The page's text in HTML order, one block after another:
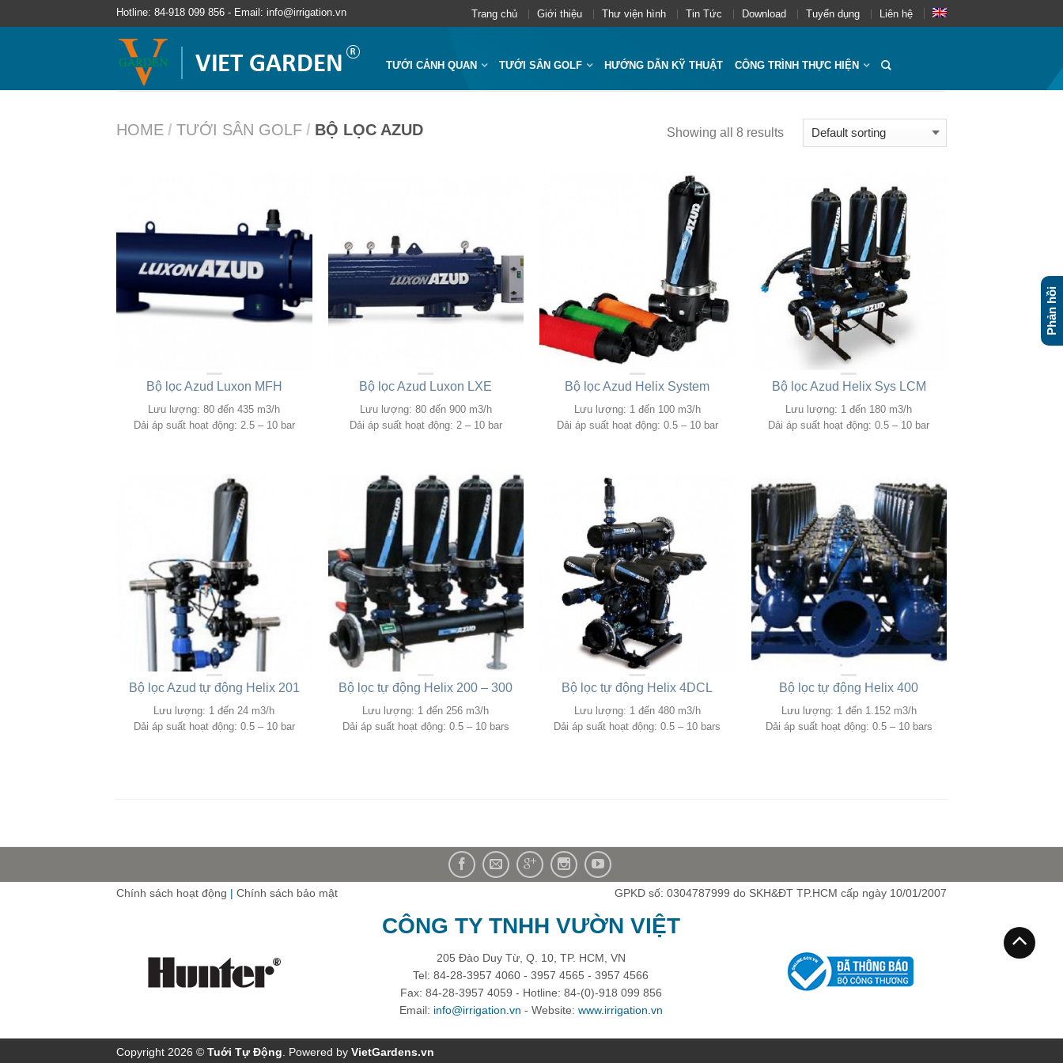
Hotline: 84-918 099 856 - Email: info@irrigation.vn Trang chủ Giới thiệu Thư viện hình Tin Tức Download Tuyển dụng Liên hệ
TƯỚI CẢNH QUAN TƯỚI SÂN GOLF HƯỚNG DẪN KỸ THUẬT CÔNG TRÌNH THỰC HIỆN
HOME / TƯỚI SÂN GOLF / BỘ LỌC AZUD Showing all 8 results
Bộ lọc Azud Luxon MFH
Lưu lượng: 80 đến 435 m3/h
Dải áp suất hoạt động: 2.5 – 10 bar
Bộ lọc Azud Luxon LXE
Lưu lượng: 80 đến 900 m3/h
Dải áp suất hoạt động: 2 – 10 bar
Bộ lọc Azud Helix System
Lưu lượng: 1 đến 100 m3/h
Dải áp suất hoạt động: 0.5 – 10 bar
Bộ lọc Azud Helix Sys LCM
Lưu lượng: 1 đến 180 m3/h
Dải áp suất hoạt động: 0.5 – 10 bar
Bộ lọc Azud tự động Helix 201
Lưu lượng: 1 đến 24 m3/h
Dải áp suất hoạt động: 0.5 – 10 bar
Bộ lọc tự động Helix 200 – 300
Lưu lượng: 1 đến 256 m3/h
Dải áp suất hoạt động: 0.5 – 10 bars
Bộ lọc tự động Helix 4DCL
Lưu lượng: 1 đến 480 m3/h
Dải áp suất hoạt động: 0.5 – 10 bars
Bộ lọc tự động Helix 400
Lưu lượng: 1 đến 1.152 m3/h
Dải áp suất hoạt động: 0.5 – 10 bars
Chính sách hoạt động | Chính sách bảo mật GPKD số: 0304787999 do SKH&ĐT TP.HCM cấp ngày 10/01/2007
CÔNG TY TNHH VƯỜN VIỆT
205 Đào Duy Từ, Q. 10, TP. HCM, VN
Tel: 84-28-3957 4060 - 3957 4565 - 3957 4566
Fax: 84-28-3957 4059 - Hotline: 84-(0)-918 099 856
Email: info@irrigation.vn - Website: www.irrigation.vn
Copyright 2026 © Tuới Tự Ðộng . Powered by VietGardens.vn
Phản hồi